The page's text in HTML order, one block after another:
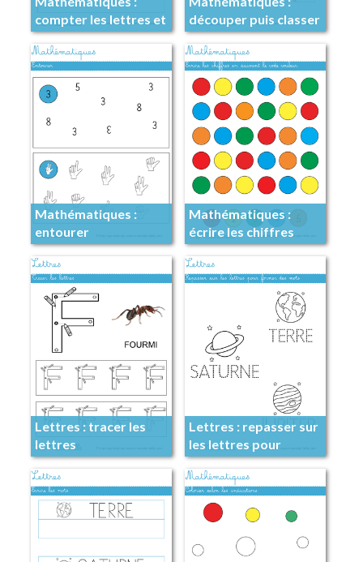
compter les lettres et
coller des gommettes
découper puis classer
Mathématiques :
entourer
Mathématiques :
écrire les chiffres
Lettres : tracer les
lettres
Lettres : repasser sur
les lettres pour
former des mots